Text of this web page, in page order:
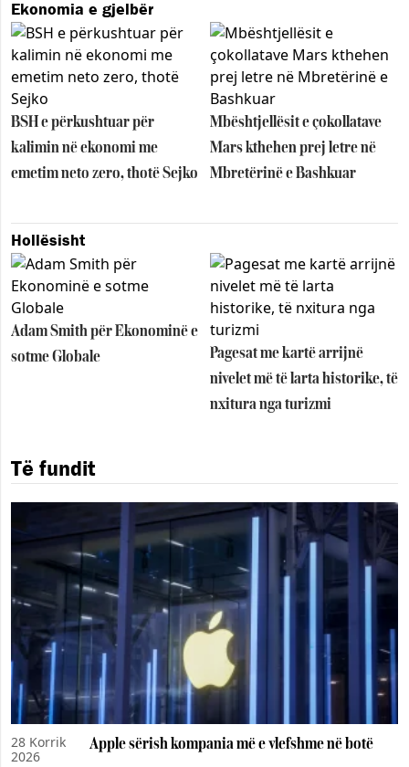
Ekonomia e gjelbër
BSH e përkushtuar për
kalimin në ekonomi me
emetim neto zero, thotë Sejko
Mbështjellësit e çokollatave
Mars kthehen prej letre në
Mbretërinë e Bashkuar
Hollësisht
Adam Smith për Ekonominë e
sotme Globale
Pagesat me kartë arrijnë
nivelet më të larta historike, të
nxitura nga turizmi
Të fundit
28 Korrik
2026
Apple sërish kompania më e vlefshme në botë